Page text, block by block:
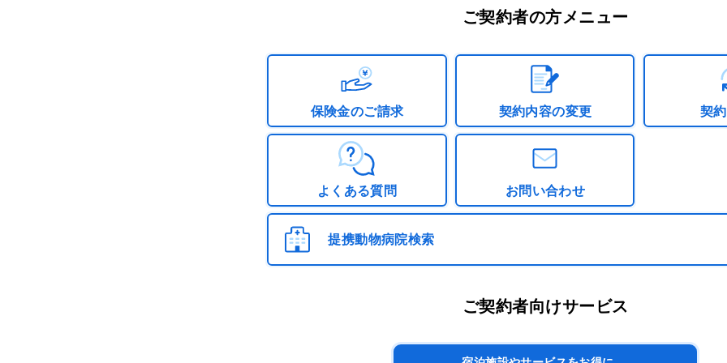
ご契約者の方メニュー
保険金のご請求 契約内容の変更 契
よくある質問 お問い合わせ
提携動物病院検索
ご契約者向けサービス